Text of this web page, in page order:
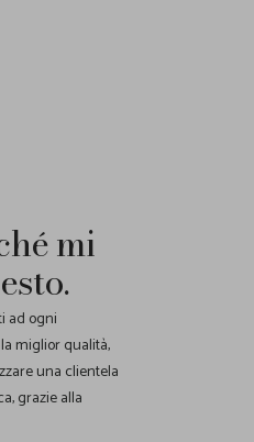
mi
ad ogni
miglior qualità,
una clientela
grazie alla